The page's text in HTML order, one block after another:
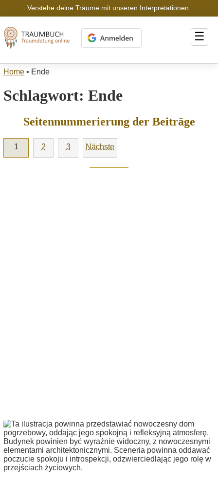
Verstehe deine Träume mit unseren Interpretationen.
☰
Home • Ende
Schlagwort: Ende
Seitennummerierung der Beiträge
1 2 3 Nächste